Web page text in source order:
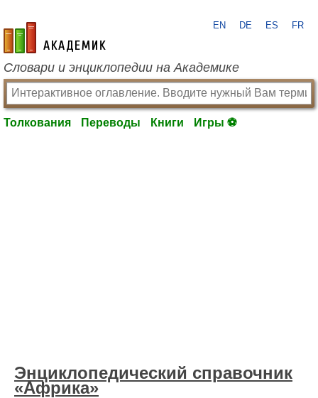
academic.ru
EN DE ES FR
Словари и энциклопедии на Академике
Толкования Переводы Книги Игры ⚽
Энциклопедический справочник
«Африка»